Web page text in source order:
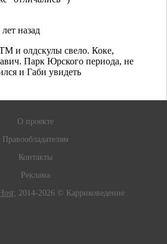
О проекте
Правообладателям
Контакты
Реклама
; 2014-2026 © Карриковедение